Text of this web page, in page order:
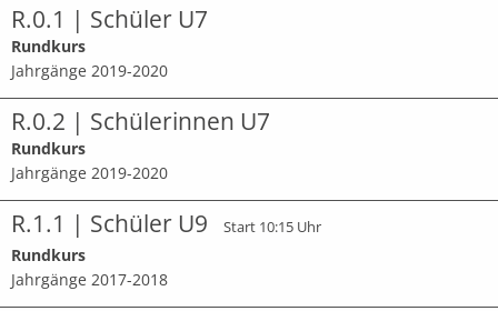
R.0.1 | Schüler U7
Rundkurs
Jahrgänge 2019-2020
R.0.2 | Schülerinnen U7
Rundkurs
Jahrgänge 2019-2020
R.1.1 | Schüler U9 Start 10:15 Uhr
Rundkurs
Jahrgänge 2017-2018